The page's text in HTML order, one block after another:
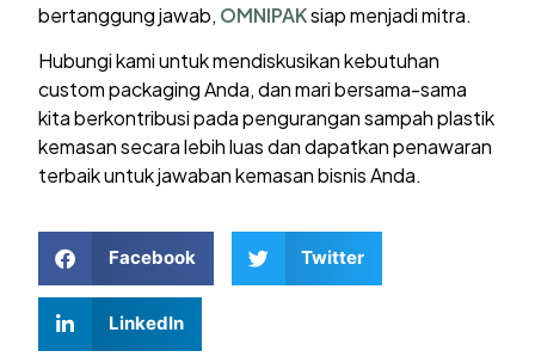
bertanggung jawab, OMNIPAKsiap menjadi mitra.
Hubungi kami untuk mendiskusikan kebutuhan
custom packaging Anda, dan mari bersama-sama
kita berkontribusi pada pengurangan sampah plastik
kemasan secara lebih luas dan dapatkan penawaran
terbaik untuk jawaban kemasan bisnis Anda.
Facebook Twitter
LinkedIn